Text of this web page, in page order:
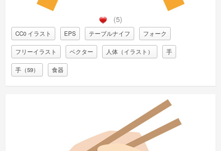
(5)
CC0 イラスト EPS テーブルナイフ フォーク
フリーイラスト ベクター 人体（イラスト） 手
手（59） 食器